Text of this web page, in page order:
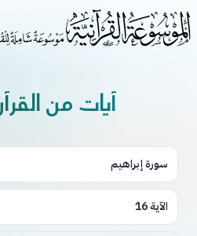
آيات من
سورة إبراهيم
الآية 16